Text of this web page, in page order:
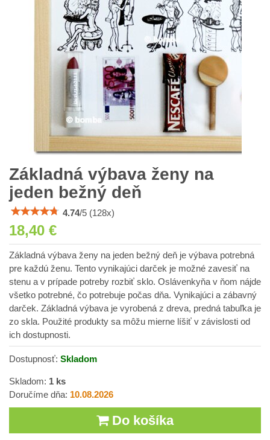
Základná výbava ženy na
jeden bežný deň
4.74/5 (128x)
18,40 €
Základná výbava ženy na jeden bežný deň je výbava potrebná
pre každú ženu. Tento vynikajúci darček je možné zavesiť na
stenu a v prípade potreby rozbiť sklo. Oslávenkyňa v ňom nájde
všetko potrebné, čo potrebuje počas dňa. Vynikajúci a zábavný
darček. Základná výbava je vyrobená z dreva, predná tabuľka je
zo skla. Použité produkty sa môžu mierne líšiť v závislosti od
ich dostupnosti.
Dostupnosť: Skladom
Skladom: 1 ks
Doručíme dňa: 10.08.2026
Do košíka